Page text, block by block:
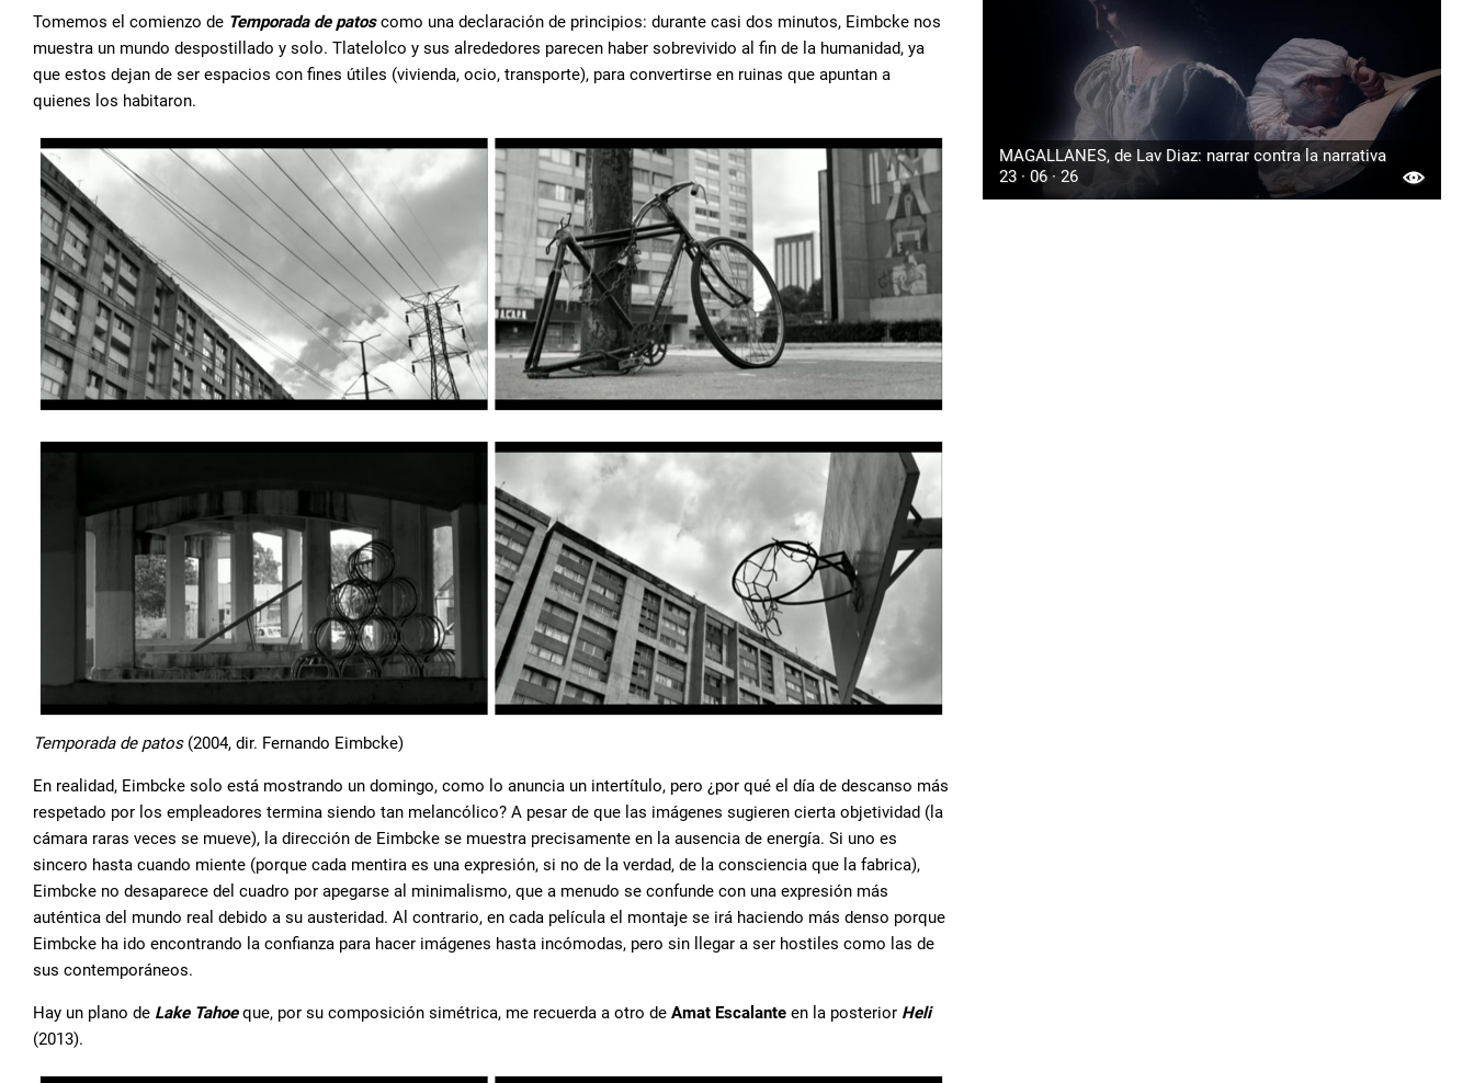
Tomemos el comienzo de Temporada de patoscomo una declaración de principios: durante casi dos minutos, Eimbcke nos
muestra un mundo despostillado y solo. Tlatelolco y sus alrededores parecen haber sobrevivido al fin de la humanidad, ya
que estos dejan de ser espacios con fines útiles (vivienda, ocio, transporte), para convertirse en ruinas que apuntan a
quienes los habitaron.
Temporada de patos(2004, dir. Fernando Eimbcke)
En realidad, Eimbcke solo está mostrando un domingo, como lo anuncia un intertítulo, pero ¿por qué el día de descanso más
respetado por los empleadores termina siendo tan melancólico? A pesar de que las imágenes sugieren cierta objetividad (la
cámara raras veces se mueve), la dirección de Eimbcke se muestra precisamente en la ausencia de energía. Si uno es
sincero hasta cuando miente (porque cada mentira es una expresión, si no de la verdad, de la consciencia que la fabrica),
Eimbcke no desaparece del cuadro por apegarse al minimalismo, que a menudo se confunde con una expresión más
auténtica del mundo real debido a su austeridad. Al contrario, en cada película el montaje se irá haciendo más denso porque
Eimbcke ha ido encontrando la confianza para hacer imágenes hasta incómodas, pero sin llegar a ser hostiles como las de
sus contemporáneos.
Hay un plano de Lake Tahoeque, por su composición simétrica, me recuerda a otro de Amat Escalante en la posterior Heli
(2013).
MAGALLANES, de Lav Diaz: narrar contra la narrativa
23 · 06 · 26